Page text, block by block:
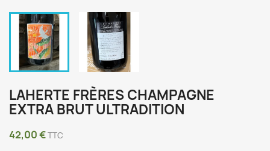
LAHERTE FRÈRES CHAMPAGNE
EXTRA BRUT ULTRADITION
42,00 €TTC